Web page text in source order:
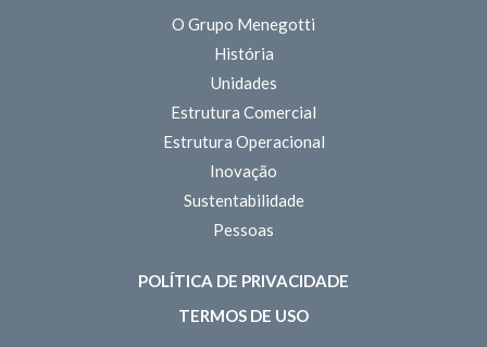
O Grupo Menegotti
História
Unidades
Estrutura Comercial
Estrutura Operacional
Inovação
Sustentabilidade
Pessoas
POLÍTICA DE PRIVACIDADE
TERMOS DE USO